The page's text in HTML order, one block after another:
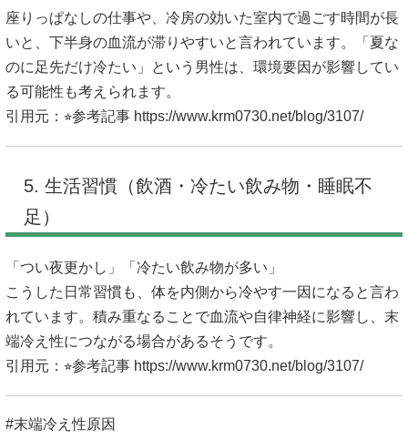
座りっぱなしの仕事や、冷房の効いた室内で過ごす時間が長
いと、下半身の血流が滞りやすいと言われています。「夏な
のに足先だけ冷たい」という男性は、環境要因が影響してい
る可能性も考えられます。
引用元：⭐︎参考記事 https://www.krm0730.net/blog/3107/
5. 生活習慣（飲酒・冷たい飲み物・睡眠不
足）
「つい夜更かし」「冷たい飲み物が多い」
こうした日常習慣も、体を内側から冷やす一因になると言わ
れています。積み重なることで血流や自律神経に影響し、末
端冷え性につながる場合があるそうです。
引用元：⭐︎参考記事 https://www.krm0730.net/blog/3107/
#末端冷え性原因